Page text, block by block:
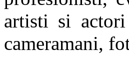
artisti si
cameramani,